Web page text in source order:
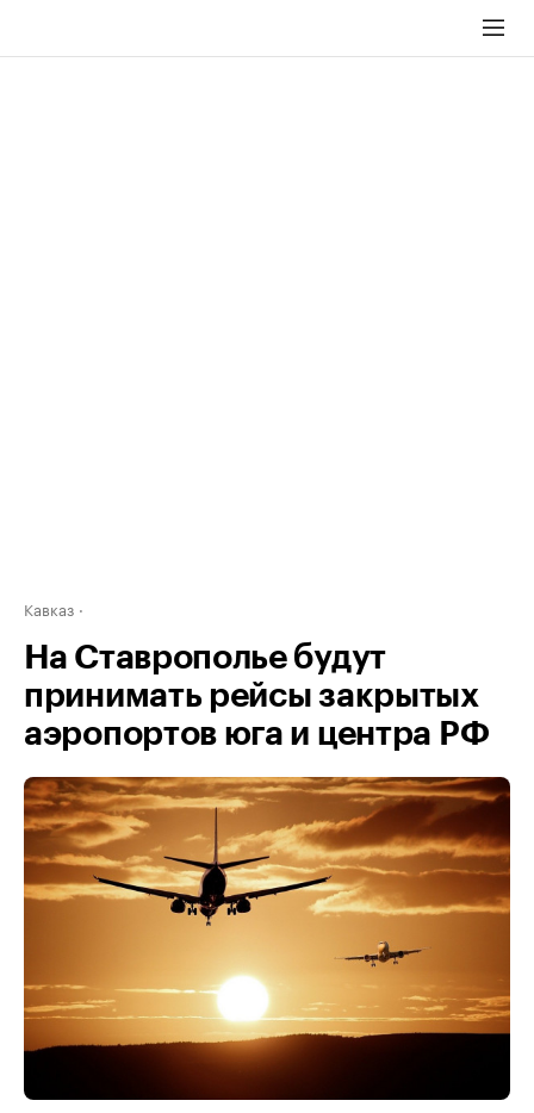
Кавказ
На Ставрополье будут
принимать рейсы закрытых
аэропортов юга и центра РФ